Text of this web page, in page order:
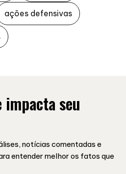
ações defensivas
impacta seu
notícias comentadas e
entender melhor os fatos que